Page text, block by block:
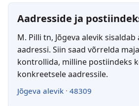
Aadresside ja
M. Pilli tn, Jõgeva alevik sisaldab
aadressi. Siin saad võrrelda
kontrollida, milline postiindeks
konkreetsele aadressile.
Jõgeva alevik · 48309